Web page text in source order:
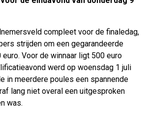
compleet voor de finaledag,
strijden om een gegarandeerde
Voor de winnaar ligt 500 euro
werd op woensdag 1 juli
in meerdere poules een spannende
lang niet overal een uitgesproken
was.